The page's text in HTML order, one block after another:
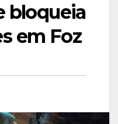
bloqueia
em Foz